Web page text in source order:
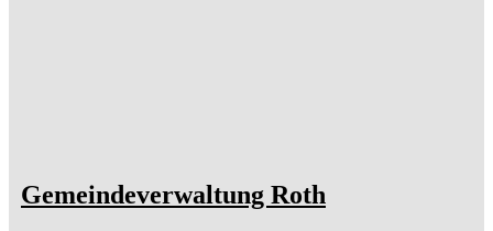
Gemeindeverwaltung Roth